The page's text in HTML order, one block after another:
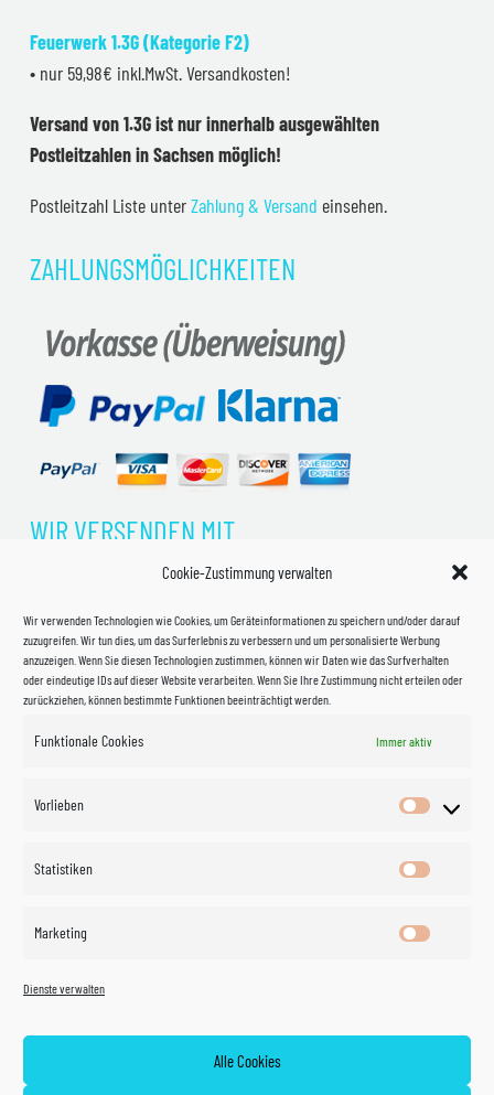
Cookie-Zustimmung verwalten
Wir verwenden Technologien wie Cookies, um Geräteinformationen zu speichern und/oder darauf
zuzugreifen. Wir tun dies, um das Surferlebnis zu verbessern und um personalisierte Werbung
anzuzeigen. Wenn Sie diesen Technologien zustimmen, können wir Daten wie das Surfverhalten
oder eindeutige IDs auf dieser Website verarbeiten. Wenn Sie Ihre Zustimmung nicht erteilen oder
zurückziehen, können bestimmte Funktionen beeinträchtigt werden.
Funktionale Cookies Immer aktiv
Vorlieben
Vorlieben
Statistiken
Marketing
Dienste verwalten
Alle Cookies
Feuerwerk 1.3G (Kategorie F2)
• nur 59,98€ inkl.MwSt. Versandkosten!
Versand von 1.3G ist nur innerhalb ausgewählten
Postleitzahlen in Sachsen möglich!
Postleitzahl Liste unterZahlung & Versand einsehen.
ZAHLUNGSMÖGLICHKEITEN
WIR VERSENDEN MIT
©